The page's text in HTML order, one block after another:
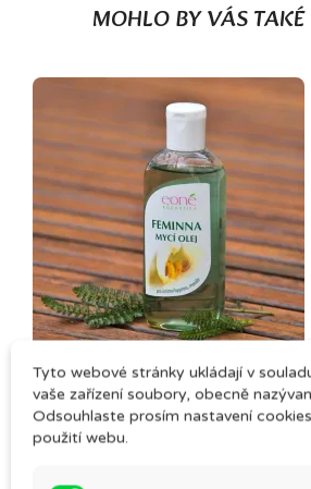
MOHLO BY VÁS
FEMINNA – mycí olej
301,00 Kč
(1)
Tyto webové stránky ukládají v
vaše zařízení soubory, obecně
Odsouhlaste prosím nastavení
použití webu.